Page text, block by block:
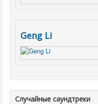
Geng Li
Случайные саундтреки